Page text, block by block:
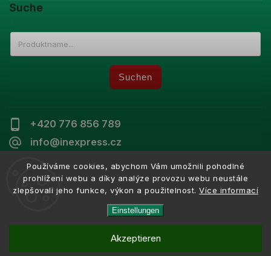
Používáme cookies, abychom Vám umožnili pohodlné
prohlížení webu a díky analýze provozu webu neustále
zlepšovali jeho funkce, výkon a použitelnost. Více informací
Einstellungen
Akzeptieren
+420 776 856 789
info@inexpress.cz
Suche
Suchen
Copyright 2026 Inexpress. Alle Rechte vorbehalten.
VytvořilShoptet| Design